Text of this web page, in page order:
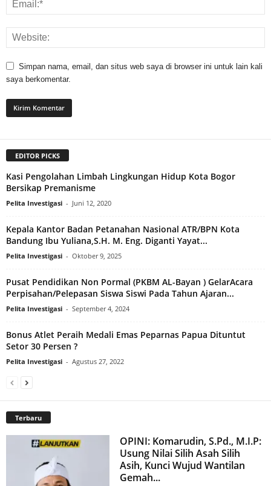
Simpan nama, email, dan situs web saya di browser ini untuk lain kali
saya berkomentar.
EDITOR PICKS
Kasi Pengolahan Limbah Lingkungan Hidup Kota Bogor
Bersikap Premanisme
Pelita Investigasi - Juni 12, 2020
Kepala Kantor Badan Petanahan Nasional ATR/BPN Kota
Bandung Ibu Yuliana,S.H. M. Eng. Diganti Yayat...
Pelita Investigasi - Oktober 9, 2025
Pusat Pendidikan Non Pormal (PKBM AL-Bayan ) GelarAcara
Perpisahan/Pelepasan Siswa Siswi Pada Tahun Ajaran...
Pelita Investigasi - September 4, 2024
Bonus Atlet Peraih Medali Emas Peparnas Papua Dituntut
Setor 30 Persen ?
Pelita Investigasi - Agustus 27, 2022
Terbaru
OPINI: Komarudin, S.Pd., M.I.P:
Usung Nilai Silih Asah Silih
Asih, Kunci Wujud Wantilan
Gemah...